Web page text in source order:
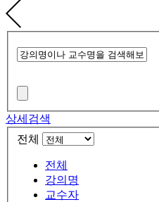
상세검색
전체
전체
강의명
교수자